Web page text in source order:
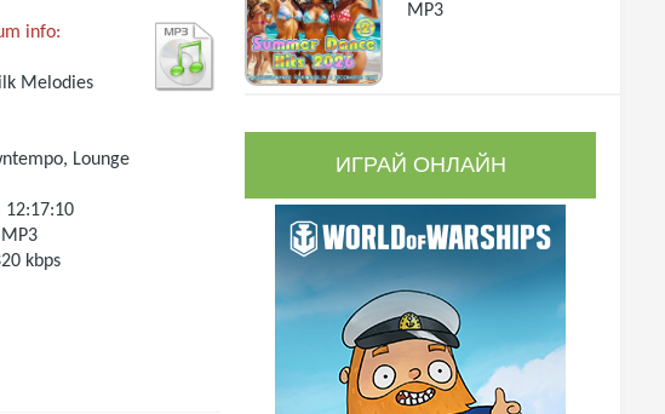
info:
Melodies
Lounge
12:17:10
kbps
MP3
ИГРАЙ ОНЛАЙН